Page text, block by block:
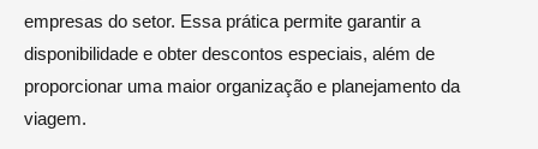
empresas do setor. Essa prática permite garantir a
disponibilidade e obter descontos especiais, além de
proporcionar uma maior organização e planejamento da
viagem.